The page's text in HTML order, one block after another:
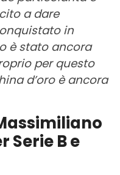
a dare
in
è stato ancora
per questo
d’oro è ancora
Serie B e